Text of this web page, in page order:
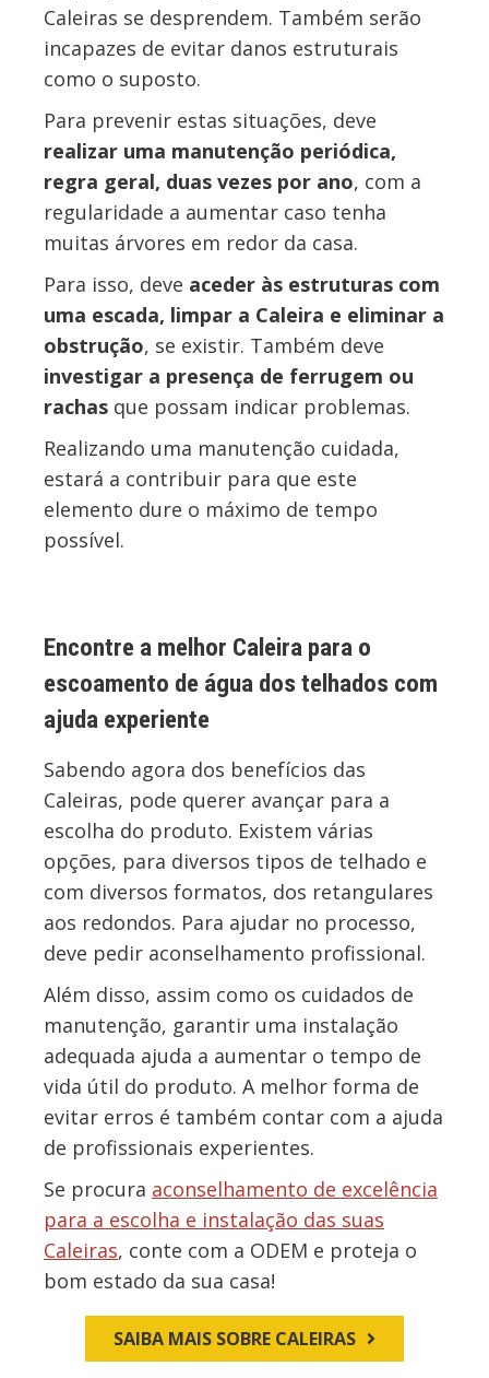
Caleiras se desprendem. Também serão
incapazes de evitar danos estruturais
como o suposto.
Para prevenir estas situações, deve
realizar uma manutenção periódica,
regra geral, duas vezes por ano, com a
regularidade a aumentar caso tenha
muitas árvores em redor da casa.
Para isso, deve aceder às estruturas com
uma escada, limpar a Caleira e eliminar a
obstrução, se existir. Também deve
investigar a presença de ferrugem ou
rachas que possam indicar problemas.
Realizando uma manutenção cuidada,
estará a contribuir para que este
elemento dure o máximo de tempo
possível.
Encontre a melhor Caleira para o
escoamento de água dos telhados com
ajuda experiente
Sabendo agora dos benefícios das
Caleiras, pode querer avançar para a
escolha do produto. Existem várias
opções, para diversos tipos de telhado e
com diversos formatos, dos retangulares
aos redondos. Para ajudar no processo,
deve pedir aconselhamento profissional.
Além disso, assim como os cuidados de
manutenção, garantir uma instalação
adequada ajuda a aumentar o tempo de
vida útil do produto. A melhor forma de
evitar erros é também contar com a ajuda
de profissionais experientes.
Se procura aconselhamento de excelência
para a escolha e instalação das suas
Caleiras, conte com a ODEM e proteja o
bom estado da sua casa!
SAIBA MAIS SOBRE CALEIRAS